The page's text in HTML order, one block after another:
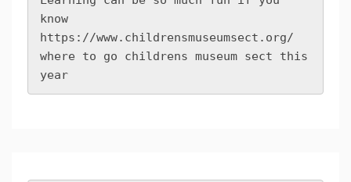
https://www.childrensmuseumsect.org/
where to go childrens museum sect this
year